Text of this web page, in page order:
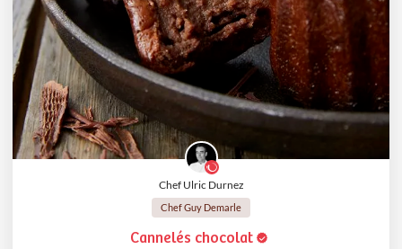
Chef Ulric Durnez
Chef Guy Demarle
Cannelés chocolat